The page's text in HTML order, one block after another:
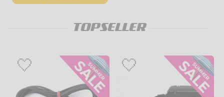
TOPSELLER